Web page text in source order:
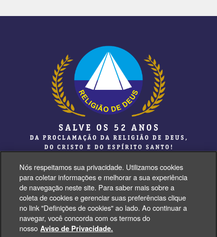
Face Insta Tiktok Youtube
Nós respeitamos sua privacidade. Utilizamos cookies
para coletar informações e melhorar a sua experiência
de navegação neste site. Para saber mais sobre a
coleta de cookies e gerenciar suas preferências clique
no link "Definições de cookies" ao lado. Ao continuar a
navegar, você concorda com os termos do
nosso Aviso de Privacidade.